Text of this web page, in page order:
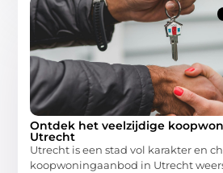
Ontdek het veelzijdige
Utrecht
Utrecht is een stad vol karakter en
koopwoningaanbod in Utrecht